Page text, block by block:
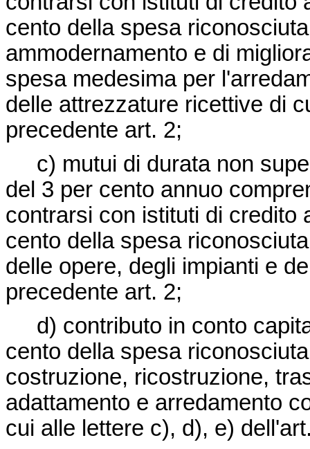
cento della spesa
ammodernamento e di
spesa medesima per
delle attrezzature ricettive di
precedente art. 2;
c) mutui di durata non
del 3 per cento annuo
contrarsi con istituti di credito
cento della spesa
delle opere, degli impianti e
precedente art. 2;
d) contributo in conto
cento della spesa
costruzione, ricostruzione,
adattamento e arredamento
cui alle lettere c), d), e)